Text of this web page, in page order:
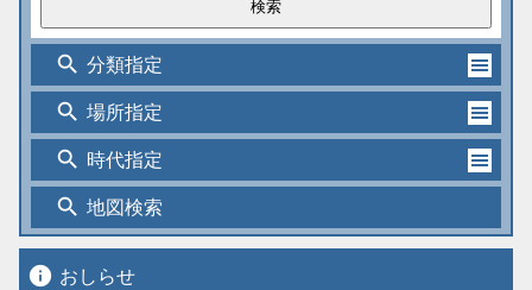
search 分類指定
search 場所指定
search 時代指定
search 地図検索
info おしらせ